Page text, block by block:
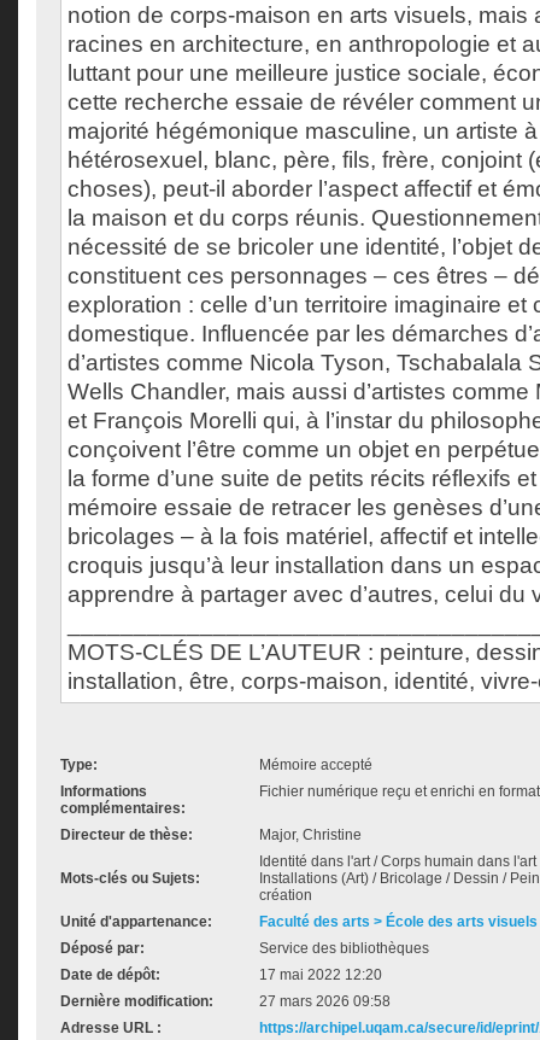
notion de corps-maison en arts visuels, mais
racines en architecture, en anthropologie et
luttant pour une meilleure justice sociale,
cette recherche essaie de révéler comment
majorité hégémonique masculine, un artiste
hétérosexuel, blanc, père, fils, frère, conjoint
choses), peut-il aborder l’aspect affectif et
la maison et du corps réunis.
nécessité de se bricoler une identité, l’objet
constituent ces personnages – ces êtres –
exploration : celle d’un territoire imaginaire et
domestique. Influencée par les démarches
d’artistes comme Nicola Tyson, Tschabalala
Wells Chandler, mais aussi d’artistes
et François Morelli qui, à l’instar du
conçoivent l’être comme un objet en
la forme d’une suite de petits récits réflexifs
mémoire essaie de retracer les genèses
bricolages – à la fois matériel, affectif et
croquis jusqu’à leur installation dans un
apprendre à partager avec d’autres, celui du
MOTS-CLÉS DE L’AUTEUR : peinture,
installation, être, corps-maison, identité,
Type:
Mémoire accepté
Informations
complémentaires:
Fichier numérique reçu et enrichi en
Directeur de thèse: Major, Christine
Mots-clés ou Sujets:
Identité dans l'art / Corps humain dans
Installations (Art) / Bricolage / Dessin /
création
Unité d'appartenance:
Faculté des arts > École des arts
Déposé par:
Service des bibliothèques
Date de dépôt:
17 mai 2022 12:20
Dernière modification:
27 mars 2026 09:58
Adresse URL :
https://archipel.uqam.ca/secure/id/